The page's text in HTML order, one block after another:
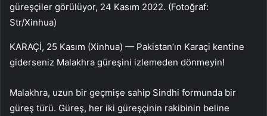
güreşçiler görülüyor, 24 Kasım 2022. (Fotoğraf:
Str/Xinhua)
KARAÇİ, 25 Kasım (Xinhua) — Pakistan’ın Karaçi kentine
giderseniz Malakhra güreşini izlemeden dönmeyin!
Malakhra, uzun bir geçmişe sahip Sindhi formunda bir
güreş türü. Güreş, her iki güreşçinin rakibinin beline